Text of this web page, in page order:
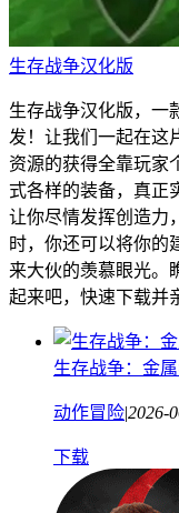
生存战争汉化版
生存战争汉化版，一
发！让我们一起在这
资源的获得全靠玩家
式各样的装备，真正
让你尽情发挥创造力
时，你还可以将你的
来大伙的羡慕眼光。
起来吧，快速下载并
生存战争：金
动作冒险|2026-
下载